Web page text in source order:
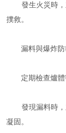
發生火災時，
撲救。
漏料與爆炸防
定期檢查爐體
發現漏料時，
凝固。